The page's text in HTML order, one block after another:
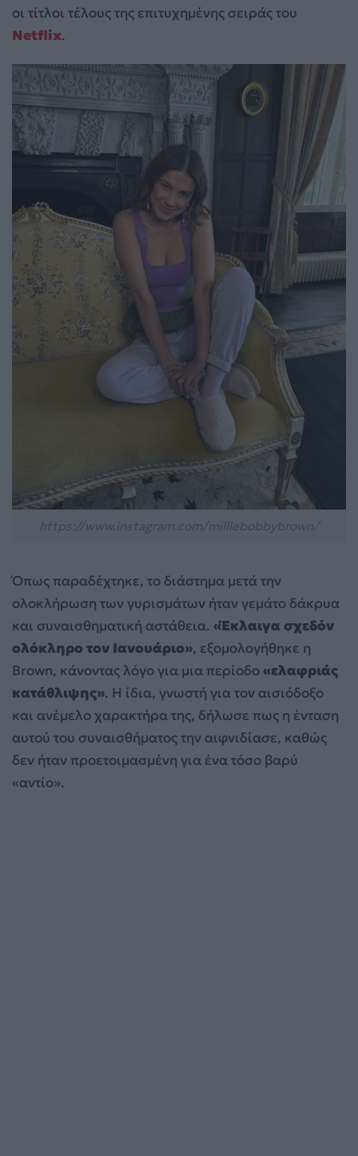
οι τίτλοι τέλους της επιτυχημένης σειράς του
Netflix.
Όπως παραδέχτηκε, το διάστημα μετά την
ολοκλήρωση των γυρισμάτων ήταν γεμάτο δάκρυα
και συναισθηματική αστάθεια. «Έκλαιγα σχεδόν
ολόκληρο τον Ιανουάριο», εξομολογήθηκε η
Brown, κάνοντας λόγο για μια περίοδο«ελαφριάς
κατάθλιψης». Η ίδια, γνωστή για τον αισιόδοξο
και ανέμελο χαρακτήρα της, δήλωσε πως η ένταση
αυτού του συναισθήματος την αιφνιδίασε, καθώς
δεν ήταν προετοιμασμένη για ένα τόσο βαρύ
«αντίο».